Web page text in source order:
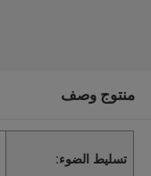
منتوج وصف
تسليط الضوء: